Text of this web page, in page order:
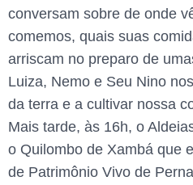
conversam sobre de onde
comemos, quais suas
arriscam no preparo de
Luiza, Nemo e Seu Nino
da terra e a cultivar nossa
Mais tarde, às 16h, o
o Quilombo de Xambá que
de Patrimônio Vivo de